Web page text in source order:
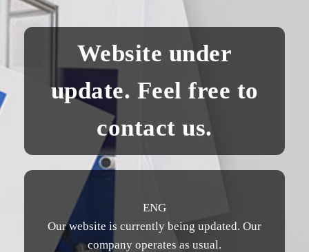
Website under
update. Feel free to
contact us.
ENG
Our website is currently being updated. Our
company operates as usual.